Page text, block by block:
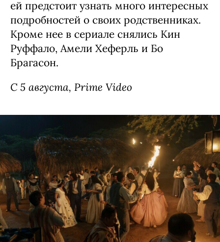
Сериал «Стерлинг Поинт» / Sterling
Point, премьера (18+)
спродюсированный создателями
Рубин из «Дожить до рассвета») все
свои 17 лет прожила в Нью-Йорке, но
внезапно получила в наследство от
дедушки целый остров в Канаде. Там
ей предстоит узнать много интересных
подробностей о своих родственниках.
Кроме нее в сериале снялись Кин
Руффало, Амели Хеферль и Бо
Брагасон.